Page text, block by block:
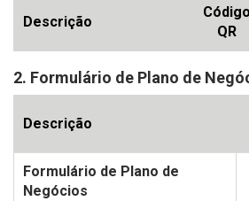
Descrição
Código
QR
2. Formulário de Plano de
Descrição
Formulário de Plano de
Negócios